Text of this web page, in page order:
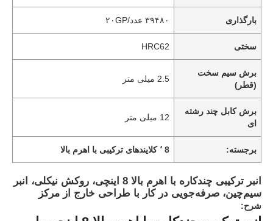
بارگذاری ۳۹۴۸۰ عدد/۲۰GP
سختی HRC62
برش سیم سخت
(قطر)
2.5 میلی متر
برش کابل چند رشته
ای
12 میلی متر
برجسته: 8 ٬ کلایندهای ترکیبی با اهرم بالا
انبر ترکیبی چندکاره با اهرم بالا 8 اینچی، روکش نیکلی، انبر
سیم‌چین، صرفه‌جویی در کار با طراحی خارج از مرکز
شرح: